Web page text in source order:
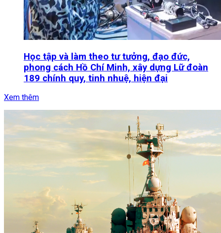
Học tập và làm theo tư tưởng, đạo đức,
phong cách Hồ Chí Minh, xây dựng Lữ đoàn
189 chính quy, tinh nhuệ, hiện đại
Xem thêm